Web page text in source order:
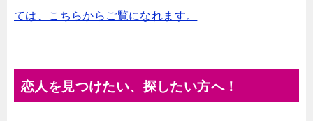
ては、こちらからご覧になれます。
恋人を見つけたい、探したい方へ！